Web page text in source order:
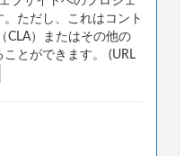
ただし、これはコント
CLA）またはその他の
とができます。 (URL